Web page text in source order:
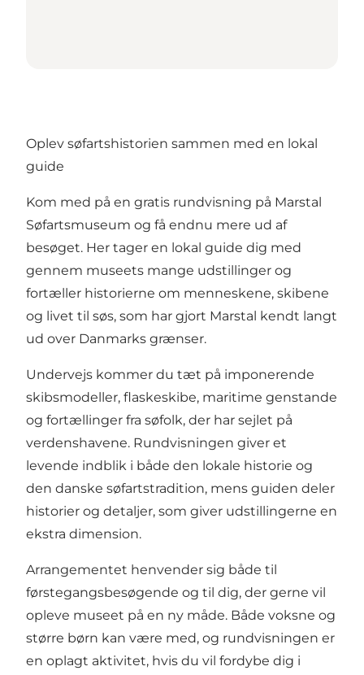
Oplev søfartshistorien sammen med en lokal
guide
Kom med på en gratis rundvisning på Marstal
Søfartsmuseum og få endnu mere ud af
besøget. Her tager en lokal guide dig med
gennem museets mange udstillinger og
fortæller historierne om menneskene, skibene
og livet til søs, som har gjort Marstal kendt langt
ud over Danmarks grænser.
Undervejs kommer du tæt på imponerende
skibsmodeller, flaskeskibe, maritime genstande
og fortællinger fra søfolk, der har sejlet på
verdenshavene. Rundvisningen giver et
levende indblik i både den lokale historie og
den danske søfartstradition, mens guiden deler
historier og detaljer, som giver udstillingerne en
ekstra dimension.
Arrangementet henvender sig både til
førstegangsbesøgende og til dig, der gerne vil
opleve museet på en ny måde. Både voksne og
større børn kan være med, og rundvisningen er
en oplagt aktivitet, hvis du vil fordybe dig i